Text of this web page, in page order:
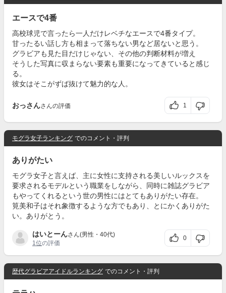
エースで4番
高校球児で言ったら一人だけレベチなエースで4番タイプ。
甘ったるい話し方も相まって落ちない男など居ないと思う。
グラビアも見た目だけじゃない、その他の判断材料が増え
そうした写真に収まらない要素も重要になってきていると感じ
る。
彼女はそこがずば抜けて魅力的な人。
おっさんさんの評価 1
モグラ女子ランキング でのコメント・評判
ありがたい
モグラ女子と言えば、主に女性に支持される美しいルックスを
要求されるモデルという職業をしながら、同時に雑誌グラビア
もやってくれるという世の男性にはとてもありがたい存在。
筧美和子はそれ象徴するような方でもあり、とにかくありがた
い。ありがとう。
はいとーんさん(男性・40代)
1位の評価
0
歴代グラビアアイドルランキング でのコメント・評判